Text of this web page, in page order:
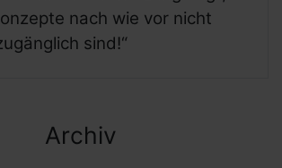
nach wie vor nicht
sind!“
Archiv